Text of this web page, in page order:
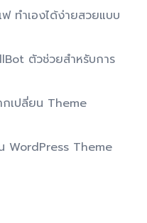
ทำเองได้ง่ายสวยแบบ
ตัวช่วยสำหรับการ
เปลี่ยน Theme
WordPress Theme